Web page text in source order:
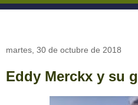
martes, 30 de octubre de 2018
Eddy Merckx y su